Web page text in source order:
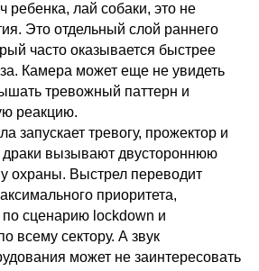
ребенка, лай собаки, это не
Это отдельный слой раннего
часто оказывается быстрее
Камера может еще не увидеть
тревожный паттерн и
реакцию.
запускает тревогу, прожектор и
вызывают двустороннюю
охраны. Выстрел переводит
приоритета,
по сценарию lockdown и
всему сектору. А звук
может не заинтересовать